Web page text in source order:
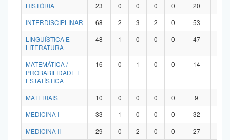
HISTÓRIA
23 0 0 0 0 20
INTERDISCIPLINAR
68 2 3 2 0 53
LINGUÍSTICA E
LITERATURA
48 1 0 0 0 47
MATEMÁTICA /
PROBABILIDADE E
ESTATÍSTICA
16 0 1 0 0 14
MATERIAIS 10 0 0 0 0 9
MEDICINA I
33 1 0 0 0 32
MEDICINA II
29 0 2 0 0 27